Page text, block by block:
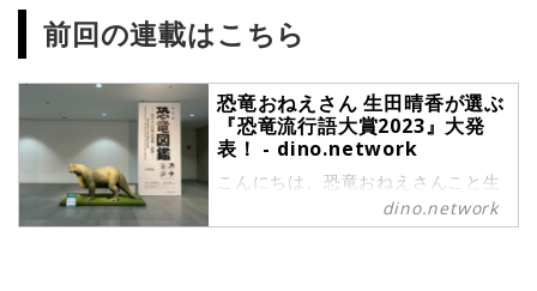
前回の連載はこちら
恐竜おねえさん 生田晴香が選ぶ
『恐竜流行語大賞2023』大発
表！ - dino.network
こんにちは、恐竜おねえさんこと生
田晴香です。いよいよ年末というこ
とで、今年も「恐竜流行語大賞」を
dino.network